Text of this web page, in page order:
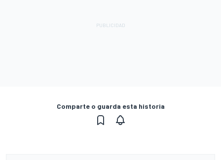
Comparte o guarda esta historia